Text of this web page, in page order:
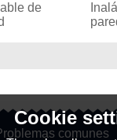
de
comunes
Cookie